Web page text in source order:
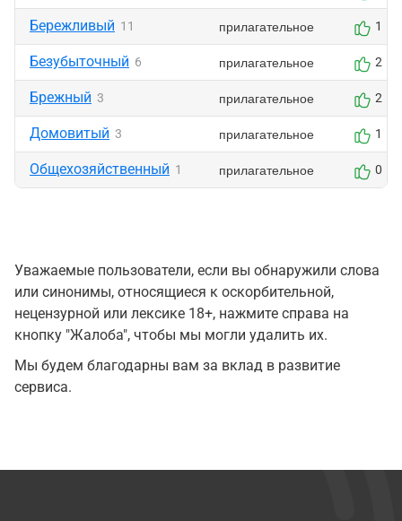
Бережливый 11 прилагательное 1
Безубыточный 6 прилагательное 2
Брежный 3 прилагательное 2
Домовитый 3 прилагательное 1
Общехозяйственный 1 прилагательное 0
Уважаемые пользователи, если вы обнаружили слова
или синонимы, относящиеся к оскорбительной,
нецензурной или лексике 18+, нажмите справа на
кнопку "Жалоба", чтобы мы могли удалить их.
Мы будем благодарны вам за вклад в развитие
сервиса.